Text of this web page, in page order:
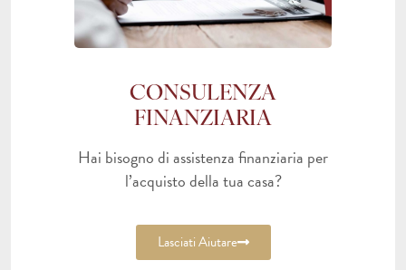
CONSULENZA
FINANZIARIA
Hai bisogno di assistenza finanziaria per
l’acquisto della tua casa?
Lasciati Aiutare